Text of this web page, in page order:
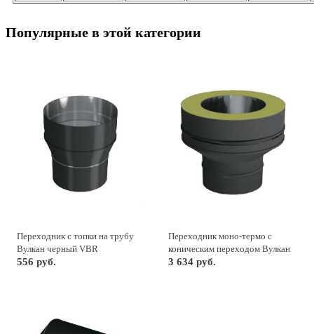
Популярные в этой категории
Переходник с топки на трубу
Вулкан черный VBR
556 руб.
Переходник моно-термо с
коническим переходом Вулкан
черный VBR
3 634 руб.